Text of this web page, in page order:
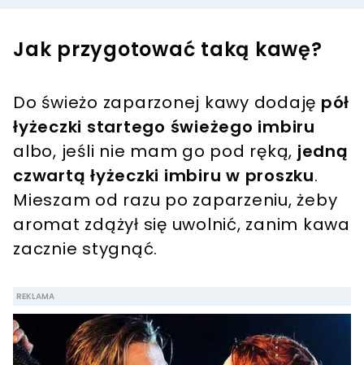
Jak przygotować taką kawę?
Do świeżo zaparzonej kawy dodaję pół
łyżeczki startego świeżego imbiru
albo, jeśli nie mam go pod ręką, jedną
czwartą łyżeczki imbiru w proszku.
Mieszam od razu po zaparzeniu, żeby
aromat zdążył się uwolnić, zanim kawa
zacznie stygnąć.